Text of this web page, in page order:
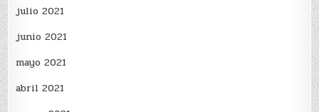
julio 2021
junio 2021
mayo 2021
abril 2021